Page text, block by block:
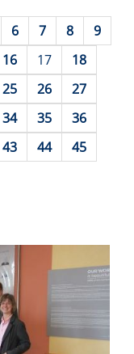
6 7 8
9
16 17
18
25 26
27
34 35
36
43 44
45